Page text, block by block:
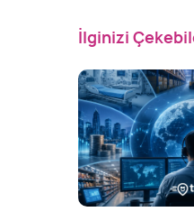
İlginizi